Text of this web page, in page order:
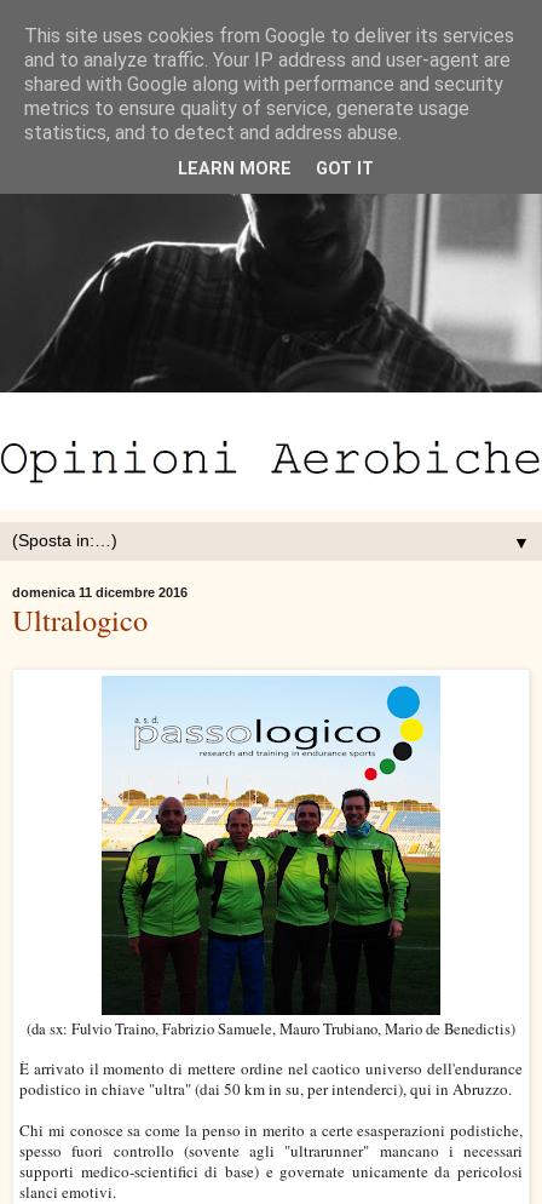
▼
domenica 11 dicembre 2016
Ultralogico
(da sx: Fulvio Traino, Fabrizio Samuele, Mauro Trubiano, Mario de Benedictis)
È arrivato il momento di mettere ordine nel caotico universo dell'endurance
podistico in chiave "ultra" (dai 50 km in su, per intenderci), qui in Abruzzo.
Chi mi conosce sa come la penso in merito a certe esasperazioni podistiche,
spesso fuori controllo (sovente agli "ultrarunner" mancano i necessari
supporti medico-scientifici di base) e governate unicamente da pericolosi
slanci emotivi.
This site uses cookies from Google to deliver its services
and to analyze traffic. Your IP address and user-agent are
shared with Google along with performance and security
metrics to ensure quality of service, generate usage
statistics, and to detect and address abuse.
LEARN MORE GOT IT